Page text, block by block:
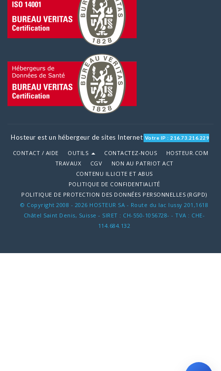
Hosteur est un hébergeur de sites Internet Votre IP : 216.73.216.229
CONTACT / AIDE OUTILS CONTACTEZ-NOUS
HOSTEUR.COM
TRAVAUX
CGV
NON AU PATRIOT ACT
CONTENU ILLICITE ET ABUS
POLITIQUE DE CONFIDENTIALITÉ
POLITIQUE DE PROTECTION DES DONNÉES PERSONNELLES (RGPD)
© Copyright 2008 - 2026 HOSTEUR SA - Route du lac lussy 201,1618
Châtel Saint Denis, Suisse - SIRET : CH-550-1056728- - TVA : CHE-
114.684.132